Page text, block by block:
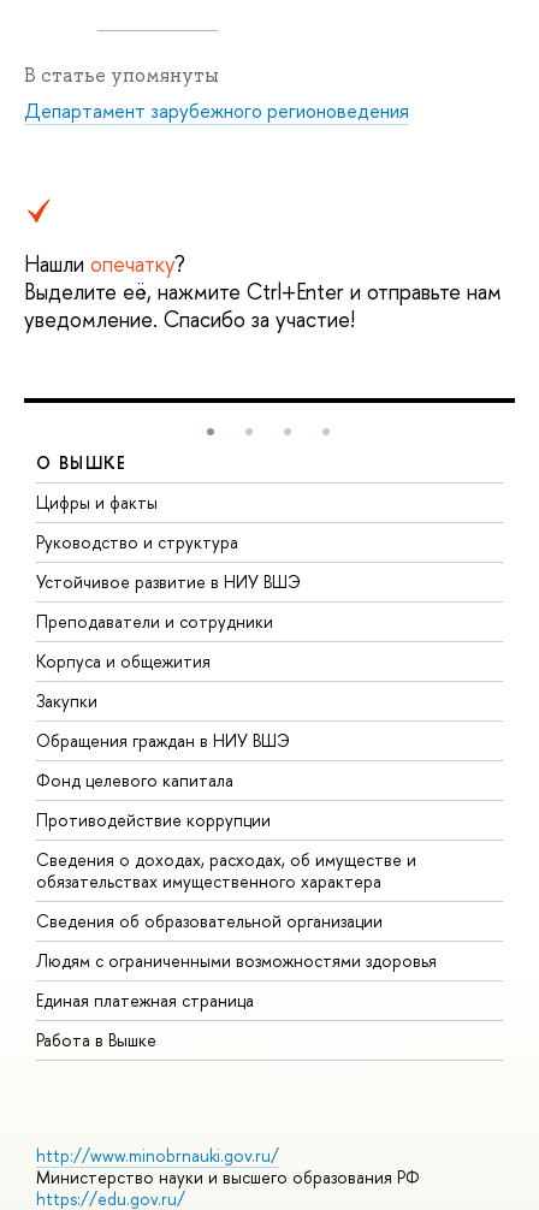
В статье упомянуты
Департамент зарубежного регионоведения
Нашли опечатку?
Выделите её, нажмите Ctrl+Enter и отправьте нам
уведомление. Спасибо за участие!
О ВЫШКЕ
Цифры и факты
Руководство и структура
Устойчивое развитие в НИУ ВШЭ
Преподаватели и сотрудники
Корпуса и общежития
Закупки
Обращения граждан в НИУ ВШЭ
Фонд целевого капитала
Противодействие коррупции
Сведения о доходах, расходах, об имуществе и
обязательствах имущественного характера
Сведения об образовательной организации
Людям с ограниченными возможностями здоровья
Единая платежная страница
Работа в Вышке
http://www.minobrnauki.gov.ru/
Министерство науки и высшего образования РФ
https://edu.gov.ru/